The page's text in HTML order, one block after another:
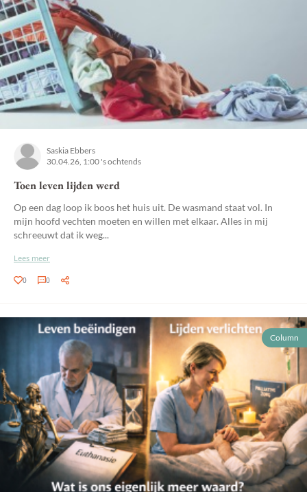
Saskia Ebbers
30.04.26, 1:00 's ochtends
Toen leven lijden werd
Op een dag loop ik boos het huis uit. De wasmand staat vol. In
mijn hoofd vechten moeten en willen met elkaar. Alles in mij
schreeuwt dat ik weg...
Lees meer
0 0
Column